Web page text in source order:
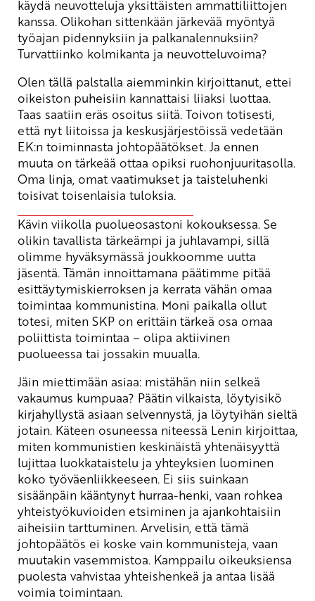
käydä neuvotteluja yksittäisten ammattiliittojen
kanssa. Olikohan sittenkään järkevää myöntyä
työajan pidennyksiin ja palkanalennuksiin?
Turvattiinko kolmikanta ja neuvotteluvoima?
Olen tällä palstalla aiemminkin kirjoittanut, ettei
oikeiston puheisiin kannattaisi liiaksi luottaa.
Taas saatiin eräs osoitus siitä. Toivon totisesti,
että nyt liitoissa ja keskusjärjestöissä vedetään
EK:n toiminnasta johtopäätökset. Ja ennen
muuta on tärkeää ottaa opiksi ruohonjuuritasolla.
Oma linja, omat vaatimukset ja taisteluhenki
toisivat toisenlaisia tuloksia.
Kävin viikolla puolueosastoni kokouksessa. Se
olikin tavallista tärkeämpi ja juhlavampi, sillä
olimme hyväksymässä joukkoomme uutta
jäsentä. Tämän innoittamana päätimme pitää
esittäytymiskierroksen ja kerrata vähän omaa
toimintaa kommunistina. Moni paikalla ollut
totesi, miten SKP on erittäin tärkeä osa omaa
poliittista toimintaa – olipa aktiivinen
puolueessa tai jossakin muualla.
Jäin miettimään asiaa: mistähän niin selkeä
vakaumus kumpuaa? Päätin vilkaista, löytyisikö
kirjahyllystä asiaan selvennystä, ja löytyihän sieltä
jotain. Käteen osuneessa niteessä Lenin kirjoittaa,
miten kommunistien keskinäistä yhtenäisyyttä
lujittaa luokkataistelu ja yhteyksien luominen
koko työväenliikkeeseen. Ei siis suinkaan
sisäänpäin kääntynyt hurraa-henki, vaan rohkea
yhteistyökuvioiden etsiminen ja ajankohtaisiin
aiheisiin tarttuminen. Arvelisin, että tämä
johtopäätös ei koske vain kommunisteja, vaan
muutakin vasemmistoa. Kamppailu oikeuksiensa
puolesta vahvistaa yhteishenkeä ja antaa lisää
voimia toimintaan.